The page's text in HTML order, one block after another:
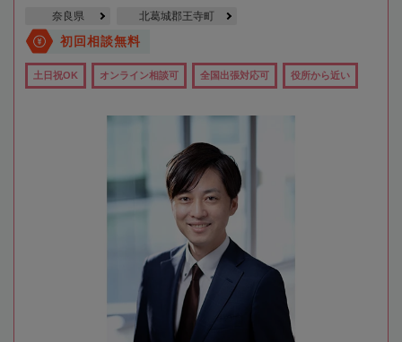
奈良県 北葛城郡王寺町
初回相談無料
土日祝OK オンライン相談可 全国出張対応可 役所から近い